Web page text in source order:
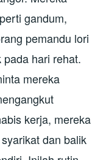
gandum,
pemandu lori
hari rehat.
mereka
kerja, mereka
dan balik